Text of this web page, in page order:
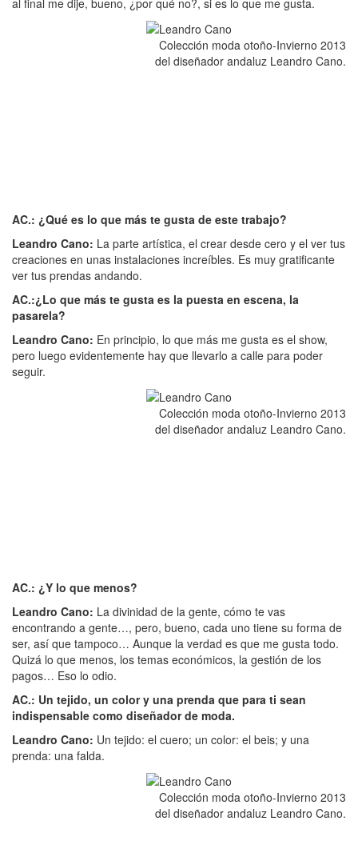
Colección moda otoño-Invierno 2013
del diseñador andaluz Leandro Cano.
AC.: ¿Qué es lo que más te gusta de este trabajo?
Leandro Cano: La parte artística, el crear desde cero y el ver tus
creaciones en unas instalaciones increíbles. Es muy gratificante
ver tus prendas andando.
AC.:¿Lo que más te gusta es la puesta en escena, la
pasarela?
Leandro Cano: En principio, lo que más me gusta es el show,
pero luego evidentemente hay que llevarlo a calle para poder
seguir.
Colección moda otoño-Invierno 2013
del diseñador andaluz Leandro Cano.
AC.: ¿Y lo que menos?
Leandro Cano: La divinidad de la gente, cómo te vas
encontrando a gente…, pero, bueno, cada uno tiene su forma de
ser, así que tampoco… Aunque la verdad es que me gusta todo.
Quizá lo que menos, los temas económicos, la gestión de los
pagos… Eso lo odio.
AC.: Un tejido, un color y una prenda que para ti sean
indispensable como diseñador de moda.
Leandro Cano: Un tejido: el cuero; un color: el beis; y una
prenda: una falda.
Colección moda otoño-Invierno 2013
del diseñador andaluz Leandro Cano.